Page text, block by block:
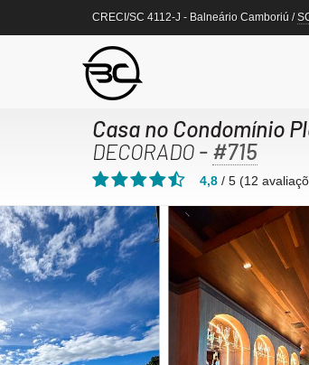
CRECI/SC 4112-J - Balneário Camboriú /
Casa no Condomínio
DECORADO - #715
4,8 / 5 (12